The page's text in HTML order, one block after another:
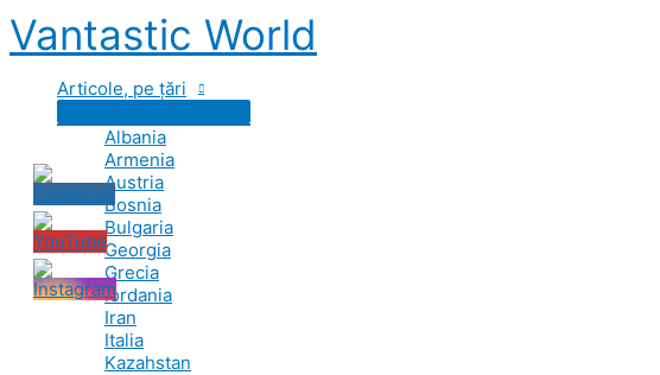
Skip
to
Vantastic World
Articole, pe țări
Albania
Armenia
Austria
Bosnia
Bulgaria
Georgia
Grecia
Iordania
Iran
Italia
Kazahstan